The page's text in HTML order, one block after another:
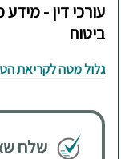
עורכי דין - מידע
ביטוח
גלול מטה לקריאת
שלח